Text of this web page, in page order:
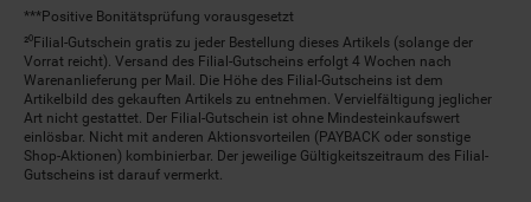
***Positive Bonitätsprüfung vorausgesetzt
²⁰Filial-Gutschein gratis zu jeder Bestellung dieses Artikels (solange der
Vorrat reicht). Versand des Filial-Gutscheins erfolgt 4 Wochen nach
Warenanlieferung per Mail. Die Höhe des Filial-Gutscheins ist dem
Artikelbild des gekauften Artikels zu entnehmen. Vervielfältigung jeglicher
Art nicht gestattet. Der Filial-Gutschein ist ohne Mindesteinkaufswert
einlösbar. Nicht mit anderen Aktionsvorteilen (PAYBACK oder sonstige
Shop-Aktionen) kombinierbar. Der jeweilige Gültigkeitszeitraum des Filial-
Gutscheins ist darauf vermerkt.